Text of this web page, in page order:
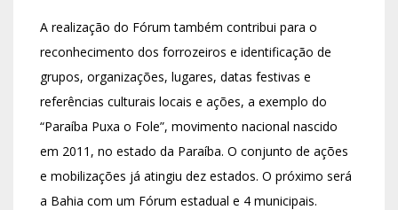
A realização do Fórum também contribui para o
reconhecimento dos forrozeiros e identificação de
grupos, organizações, lugares, datas festivas e
referências culturais locais e ações, a exemplo do
“Paraíba Puxa o Fole”, movimento nacional nascido
em 2011, no estado da Paraíba. O conjunto de ações
e mobilizações já atingiu dez estados. O próximo será
a Bahia com um Fórum estadual e 4 municipais.